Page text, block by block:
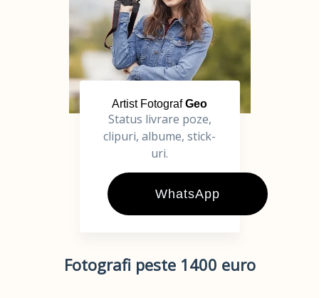
Artist FotografGeo
Status livrare poze,
clipuri, albume, stick-
uri.
WhatsApp
Fotografi peste 1400 euro